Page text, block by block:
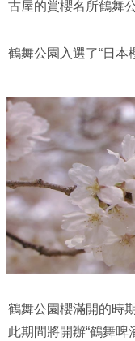
古屋的賞櫻名所鶴舞
鶴舞公園入選了“日本
鶴舞公園櫻滿開的時
此期間將開辦“鶴舞啤